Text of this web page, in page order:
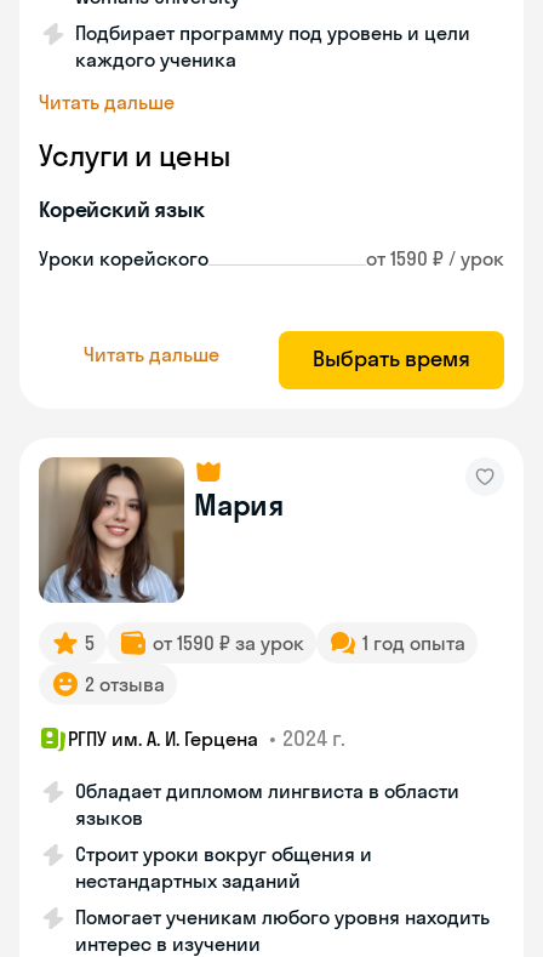
Подбирает программу под уровень и цели
каждого ученика
Читать дальше
Услуги и цены
Корейский язык
Уроки корейского от 1590 ₽ / урок
Читать дальше Выбрать время
Мария
5 от 1590 ₽ за урок
1 год опыта
2 отзыва
РГПУ им. А. И. Герцена • 2024 г.
Обладает дипломом лингвиста в области
языков
Строит уроки вокруг общения и
нестандартных заданий
Помогает ученикам любого уровня находить
интерес в изучении